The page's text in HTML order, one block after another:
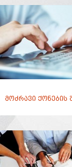
მოძრავი ქონების